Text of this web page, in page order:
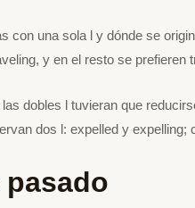
con una sola l y dónde se
y en el resto se prefieren
dobles l tuvieran que
dos l: expelled y expelling;